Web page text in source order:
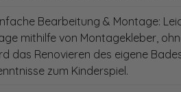
Bearbeitung & Montage:
mithilfe von Montagekleber,
das Renovieren des eigene
zum Kinderspiel.